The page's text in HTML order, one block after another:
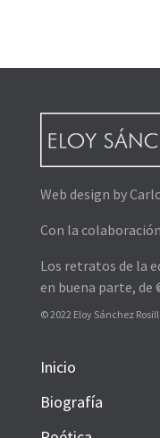
Web design by
Con la
Los retratos de la
en buena parte,
© 2022 Eloy Sánchez
Inicio
Biografía